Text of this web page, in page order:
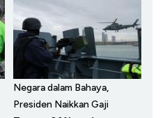
Negara dalam Bahaya,
Presiden Naikkan Gaji